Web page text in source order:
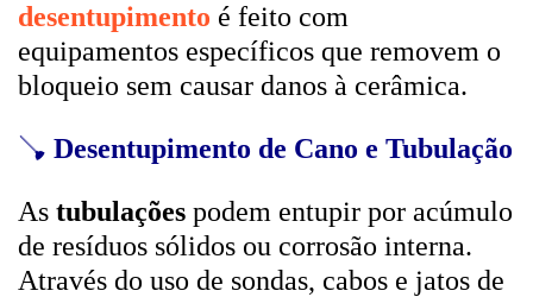
desentupimento é feito com
equipamentos específicos que removem o
bloqueio sem causar danos à cerâmica.
🪠 Desentupimento de Cano e Tubulação
As tubulações podem entupir por acúmulo
de resíduos sólidos ou corrosão interna.
Através do uso de sondas, cabos e jatos de